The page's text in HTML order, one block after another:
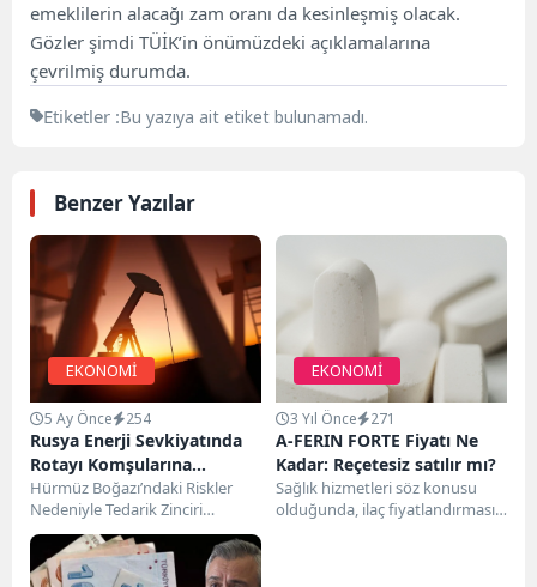
emeklilerin alacağı zam oranı da kesinleşmiş olacak.
Gözler şimdi TÜİK’in önümüzdeki açıklamalarına
çevrilmiş durumda.
Etiketler :Bu yazıya ait etiket bulunamadı.
Benzer Yazılar
EKONOMİ
5 Ay Önce 254
Rusya Enerji Sevkiyatında
Rotayı Komşularına
Çeviriyor
Hürmüz Boğazı’ndaki Riskler
Nedeniyle Tedarik Zinciri
YenileniyorRusya Enerji Bakanı
Sergey Tsivilev, Hürmüz
Boğazı’nda yaşanan son...
EKONOMİ
3 Yıl Önce 271
A-FERIN FORTE Fiyatı Ne
Kadar: Reçetesiz satılır mı?
Sağlık hizmetleri söz konusu
olduğunda, ilaç fiyatlandırması